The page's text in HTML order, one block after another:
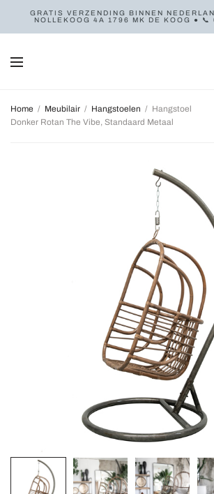
GRATIS VERZENDING BINNEN
NOLLEKOOG 4A 1796 MK DE KOOG ●
Home / Meubilair / Hangstoelen / Hangstoel
Donker Rotan The Vibe, Standaard Metaal